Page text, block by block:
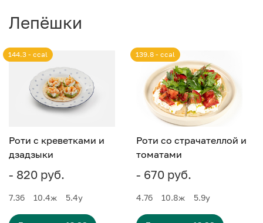
Лепёшки
Роти с креветками и
дзадзыки
- 820 руб.
144.3 - ccal
7.3б 10.4ж 5.4у
Роти со страчателлой и
томатами
- 670 руб.
139.8 - ccal
4.7б 10.8ж 5.9у